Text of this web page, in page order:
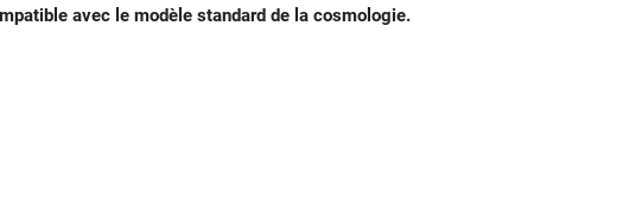
avec le modèle standard de la cosmologie.